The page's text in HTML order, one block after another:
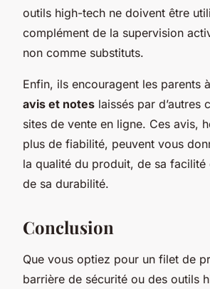
outils high-tech ne doivent être
complément de la supervision
non comme substituts.
Enfin, ils encouragent les parents
avis et notes laissés par d’autres
sites de vente en ligne. Ces avis,
plus de fiabilité, peuvent vous
la qualité du produit, de sa facilité
de sa durabilité.
Conclusion
Que vous optiez pour un filet de
barrière de sécurité ou des outils